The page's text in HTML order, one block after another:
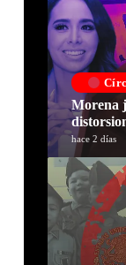
Morena
hace 2 días